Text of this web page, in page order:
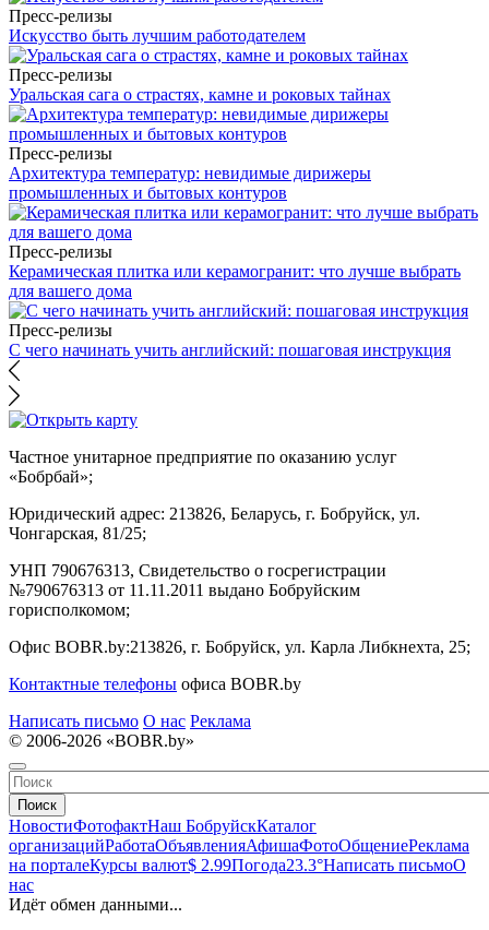
Пресс-релизы
Искусство быть лучшим работодателем
Пресс-релизы
Уральская сага о страстях, камне и роковых тайнах
Пресс-релизы
Архитектура температур: невидимые дирижеры
промышленных и бытовых контуров
Пресс-релизы
Керамическая плитка или керамогранит: что лучше выбрать
для вашего дома
Пресс-релизы
С чего начинать учить английский: пошаговая инструкция
Частное унитарное предприятие по оказанию услуг
«Бобрбай»;
Юридический адрес: 213826, Беларусь, г. Бобруйск, ул.
Чонгарская, 81/25;
УНП 790676313, Свидетельство о госрегистрации
№790676313 от 11.11.2011 выдано Бобруйским
горисполкомом;
Офис BOBR.by:213826, г. Бобруйск, ул. Карла Либкнехта, 25;
Контактные телефоны офиса BOBR.by
Написать письмо О нас Реклама
© 2006-2026 «BOBR.by»
Поиск
НовостиФотофактНаш БобруйскКаталог
организацийРаботаОбъявленияАфишаФотоОбщениеРеклама
на порталеКурсы валют$ 2.99Погода23.3°Написать письмоО
нас
Идёт обмен данными...